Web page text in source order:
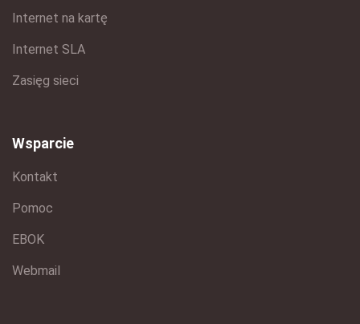
Internet na kartę
Internet SLA
Zasięg sieci
Wsparcie
Kontakt
Pomoc
EBOK
Webmail